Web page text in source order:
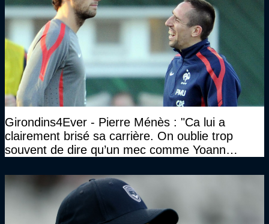
Girondins4Ever - Pierre Ménès : "Ca lui a
clairement brisé sa carrière. On oublie trop
souvent de dire qu’un mec comme Yoann